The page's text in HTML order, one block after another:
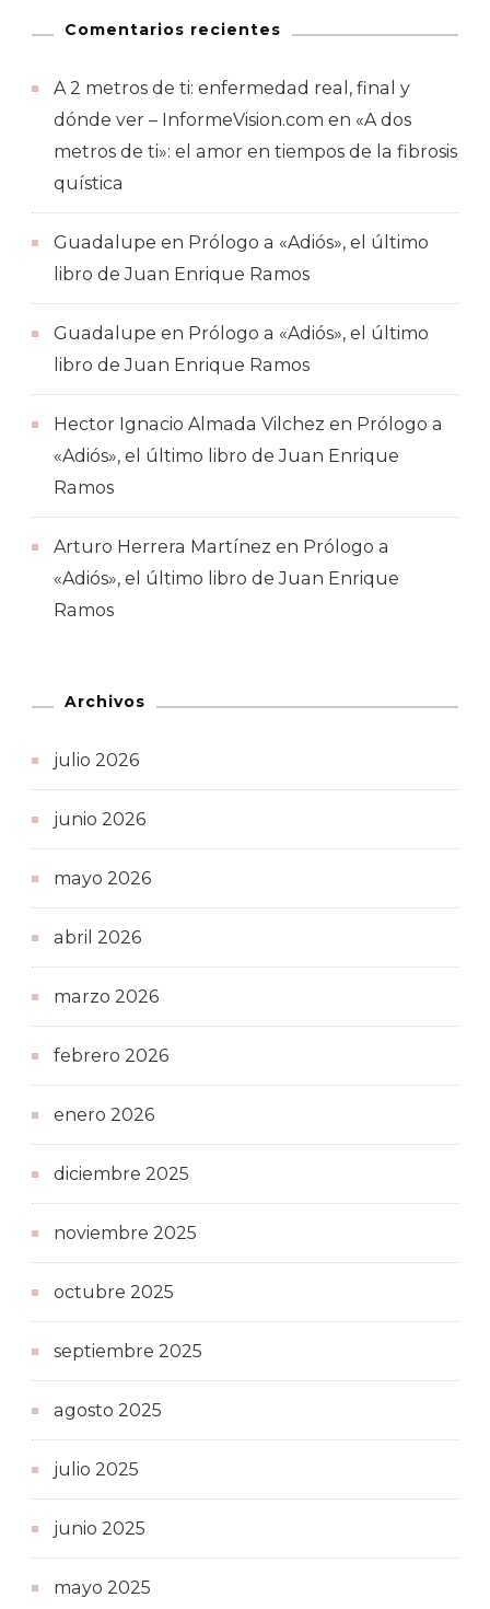
Comentarios recientes
A 2 metros de ti: enfermedad real, final y
dónde ver – InformeVision.com en «A dos
metros de ti»: el amor en tiempos de la fibrosis
quística
Guadalupe en Prólogo a «Adiós», el último
libro de Juan Enrique Ramos
Guadalupe en Prólogo a «Adiós», el último
libro de Juan Enrique Ramos
Hector Ignacio Almada Vilchez en Prólogo a
«Adiós», el último libro de Juan Enrique
Ramos
Arturo Herrera Martínez en Prólogo a
«Adiós», el último libro de Juan Enrique
Ramos
Archivos
julio 2026
junio 2026
mayo 2026
abril 2026
marzo 2026
febrero 2026
enero 2026
diciembre 2025
noviembre 2025
octubre 2025
septiembre 2025
agosto 2025
julio 2025
junio 2025
mayo 2025